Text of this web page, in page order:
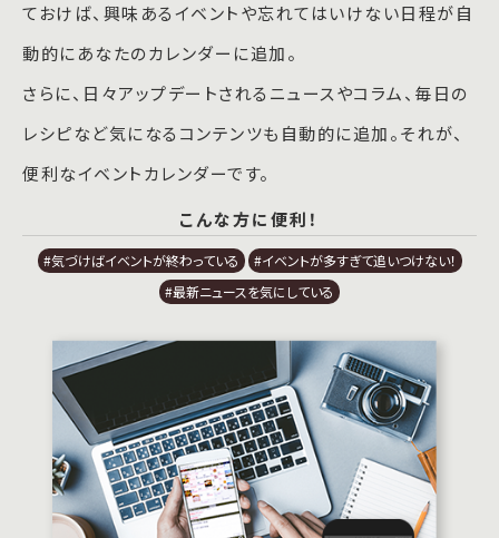
ておけば、興味あるイベントや忘れてはいけない日程が自
動的にあなたのカレンダーに追加。
さらに、日々アップデートされるニュースやコラム、毎日の
レシピなど気になるコンテンツも自動的に追加。それが、
便利なイベントカレンダーです。
こんな方に便利！
#気づけばイベントが終わっている
#イベントが多すぎて追いつけない！
#最新ニュースを気にしている